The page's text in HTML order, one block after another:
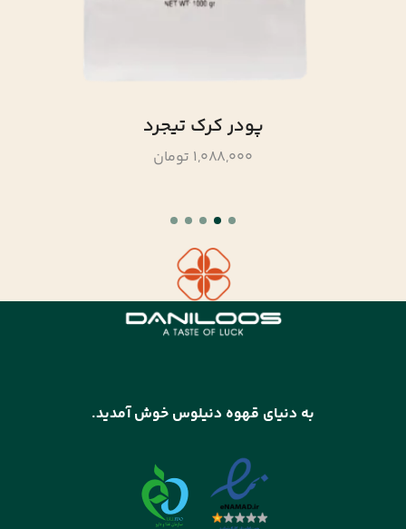
پودر کرک تیجرد
1,088,000 تومان
به دنیای قهوه دنیلوس خوش آمدید.